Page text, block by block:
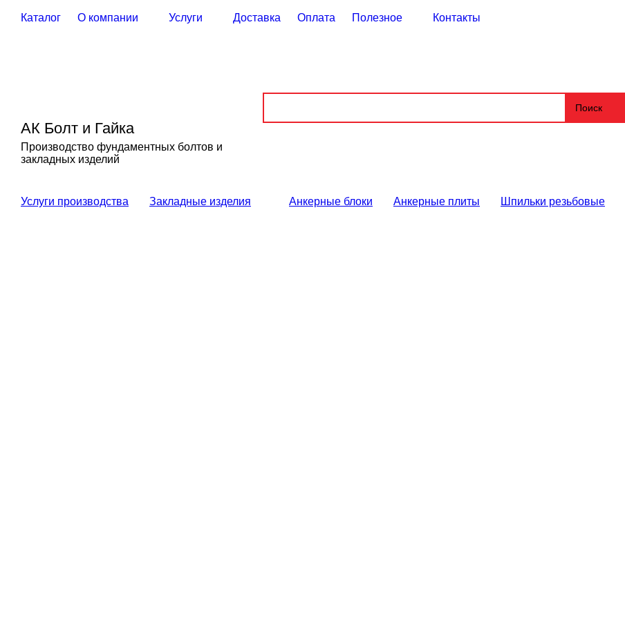
Каталог О компании Услуги Доставка Оплата Полезное Контакты
АК Болт и Гайка
Производство фундаментных болтов и
закладных изделий
Поиск
Услуги производства Закладные изделия Анкерные блоки Анкерные плиты Шпильки резьбовые